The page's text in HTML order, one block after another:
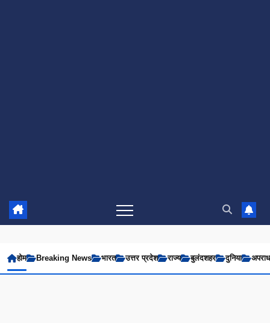
होम Breaking News भारत उत्तर प्रदेश राज्य बुलंदशहर दुनिया अपराध